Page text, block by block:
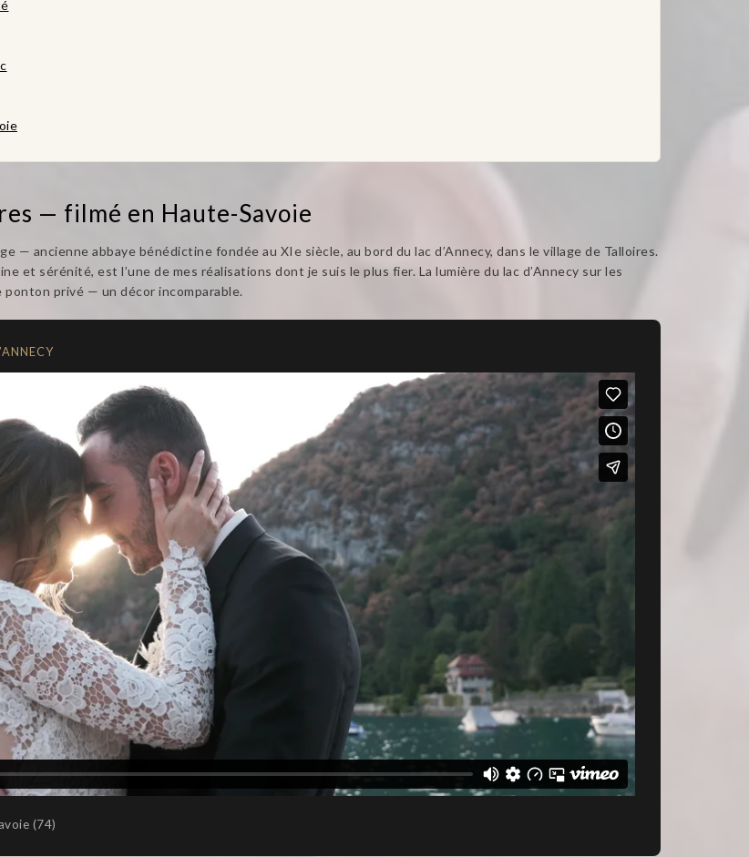
— filmé en Haute-Savoie
— ancienne abbaye bénédictine fondée au XIe siècle, au bord du lac d’Annecy, dans le village de Talloires.
et sérénité, est l’une de mes réalisations dont je suis le plus fier. La lumière du lac d’Annecy sur les
privé — un décor incomparable.
(74)